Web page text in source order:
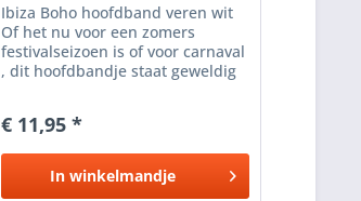
Ibiza Boho hoofdband veren wit
Of het nu voor een zomers
festivalseizoen is of voor carnaval
, dit hoofdbandje staat geweldig
perfect in de haren van elke...
€ 11,95 *
In winkelmandje